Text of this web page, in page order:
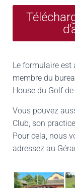
Le formulaire est
membre du
House du Golf de
Vous pouvez
Club, son
Pour cela, nous
adressez au